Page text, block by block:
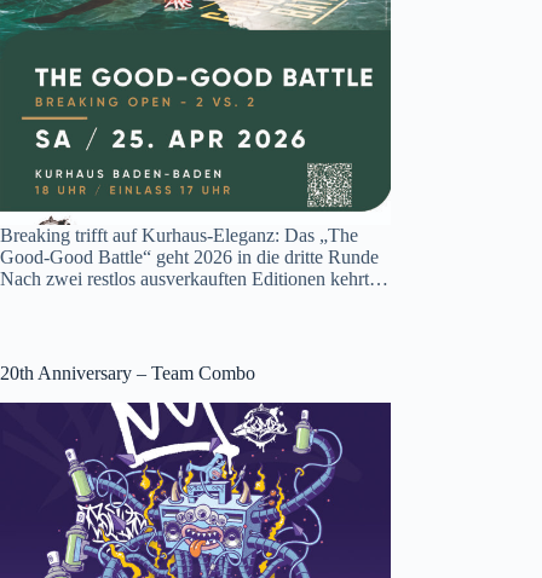
Breaking trifft auf Kurhaus-Eleganz: Das „The
Good-Good Battle“ geht 2026 in die dritte Runde
Nach zwei restlos ausverkauften Editionen kehrt…
20th Anniversary – Team Combo